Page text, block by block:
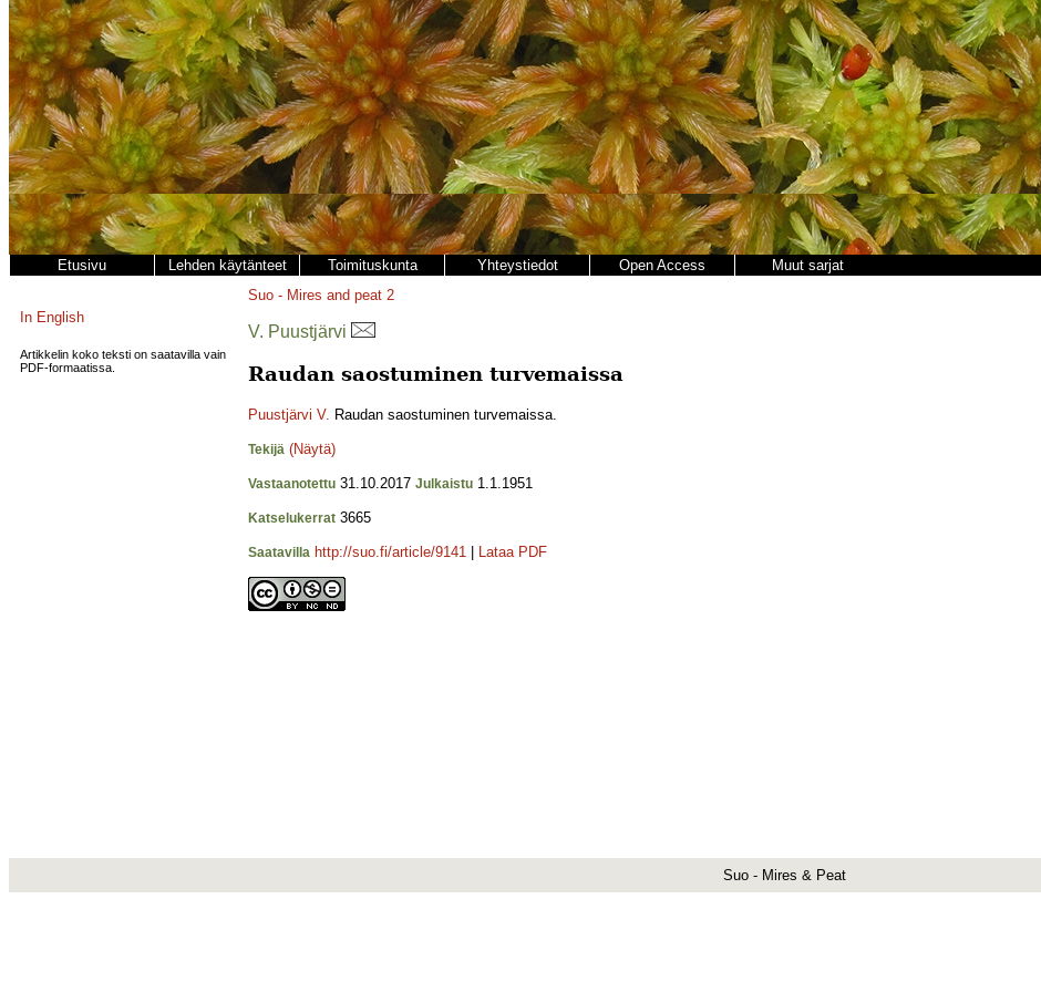
Etusivu Lehden käytänteet Toimituskunta Yhteystiedot Open Access Muut sarjat
In English
Artikkelin koko teksti on saatavilla vain
PDF-formaatissa.
Suo - Mires and peat 2
V. Puustjärvi
Raudan saostuminen turvemaissa
Puustjärvi V. Raudan saostuminen turvemaissa.
Tekijä (Näytä)
Vastaanotettu 31.10.2017 Julkaistu 1.1.1951
Katselukerrat 3665
Saatavilla http://suo.fi/article/9141 Lataa PDF
Suo - Mires & Peat